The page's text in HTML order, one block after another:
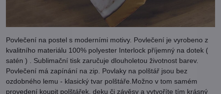
Povlečení na postel s moderními motivy. Povlečení je vyrobeno z
kvalitního materiálu 100% polyester Interlock příjemný na dotek (
satén ) . Sublimační tisk zaručuje dlouholetou životnost barev.
Povlečení má zapínání na zip. Povlaky na polštář jsou bez
ozdobného lemu - klasický tvar polštáře.Možno v tom samém
provedení koupit polštářek, deku či závěsy a vytvoříte tím krásný